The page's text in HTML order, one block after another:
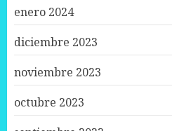
enero 2024
diciembre 2023
noviembre 2023
octubre 2023